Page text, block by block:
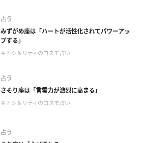
占う
みずがめ座は「ハートが活性化されてパワーアッ
プする」
＃トシ＆リティのコスモ占い
占う
さそり座は「言霊力が激烈に高まる」
＃トシ＆リティのコスモ占い
占う